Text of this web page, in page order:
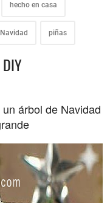
hecho en casa
Navidad piñas
árbol de Navidad